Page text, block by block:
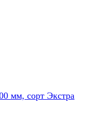
мм, сорт Экстра